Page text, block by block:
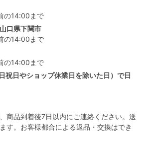
の14:00まで
口県下関市
の14:00まで
の14:00まで
祝日やショップ休業日を除いた日）で日
商品到着後7日以内にご連絡ください。送
す。お客様都合による返品・交換はでき